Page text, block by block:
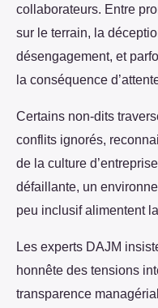
collaborateurs. Entre
sur le terrain, la
désengagement, et
la conséquence
Certains non-dits
conflits ignorés,
de la culture
défaillante, un
peu inclusif alimentent
Les experts DAJM
honnête des tensions
transparence